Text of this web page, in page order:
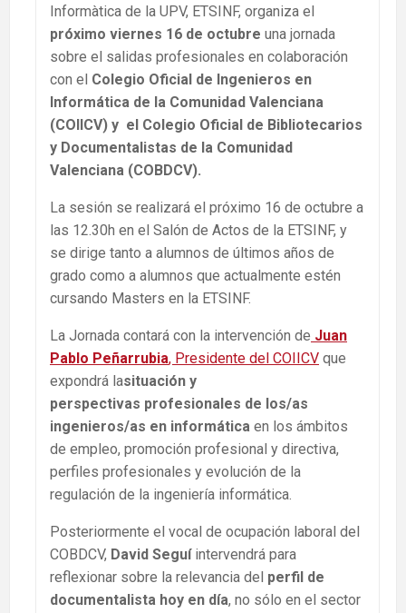
Informàtica de la UPV, ETSINF, organiza el
próximo viernes 16 de octubre una jornada
sobre el salidas profesionales en colaboración
con el Colegio Oficial de Ingenieros en
Informática de la Comunidad Valenciana
(COIICV) y el Colegio Oficial de Bibliotecarios
y Documentalistas de la Comunidad
Valenciana (COBDCV).
La sesión se realizará el próximo 16 de octubre a
las 12.30h en el Salón de Actos de la ETSINF, y
se dirige tanto a alumnos de últimos años de
grado como a alumnos que actualmente estén
cursando Masters en la ETSINF.
La Jornada contará con la intervención de Juan
Pablo Peñarrubia, Presidente del COIICV que
expondrá lasituación y
perspectivas profesionales de los/as
ingenieros/as en informática en los ámbitos
de empleo, promoción profesional y directiva,
perfiles profesionales y evolución de la
regulación de la ingeniería informática.
Posteriormente el vocal de ocupación laboral del
COBDCV, David Seguíintervendrá para
reflexionar sobre la relevancia del perfil de
documentalista hoy en día, no sólo en el sector